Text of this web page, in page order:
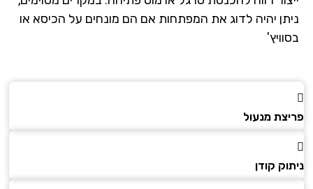
יהיה לדוג את המפתחות אם הם מונחים על הכיסא או
מנעול
קודן